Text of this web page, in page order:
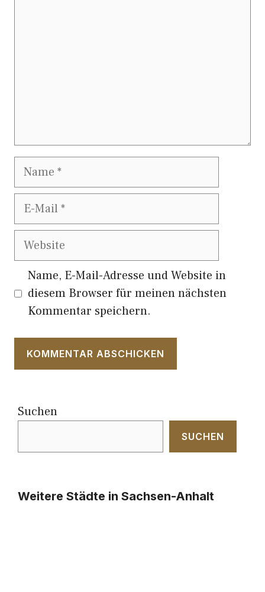
Name
E-
Website
Name, E-Mail-Adresse und Website in
diesem Browser für meinen nächsten
Kommentar speichern.
Suchen
SUCHEN
Weitere Städte in Sachsen-Anhalt